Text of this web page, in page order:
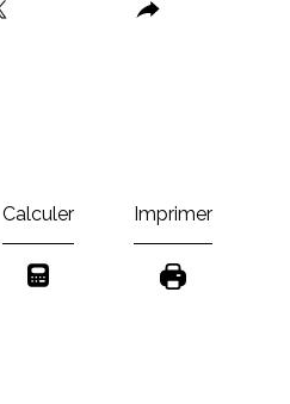
Calculer Imprimer